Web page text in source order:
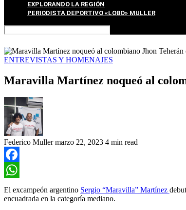
EXPLORANDO LA REGIÓN
PERIODISTA DEPORTIVO «LOBO» MULLER
ENTREVISTAS Y HOMENAJES
Maravilla Martínez noqueó al
Federico Muller marzo 22, 2023 4 min read
Facebook
WhatsApp
El excampeón argentino Sergio “Maravilla” Martínez
encuadrada en la categoría mediano.